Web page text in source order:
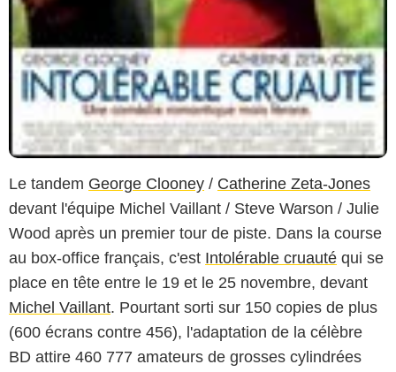
Le tandem George Clooney / Catherine Zeta-Jones
devant l'équipe Michel Vaillant / Steve Warson / Julie
Wood après un premier tour de piste. Dans la course
au box-office français, c'est Intolérable cruauté qui se
place en tête entre le 19 et le 25 novembre, devant
Michel Vaillant. Pourtant sorti sur 150 copies de plus
(600 écrans contre 456), l'adaptation de la célèbre
BD attire 460 777 amateurs de grosses cylindrées